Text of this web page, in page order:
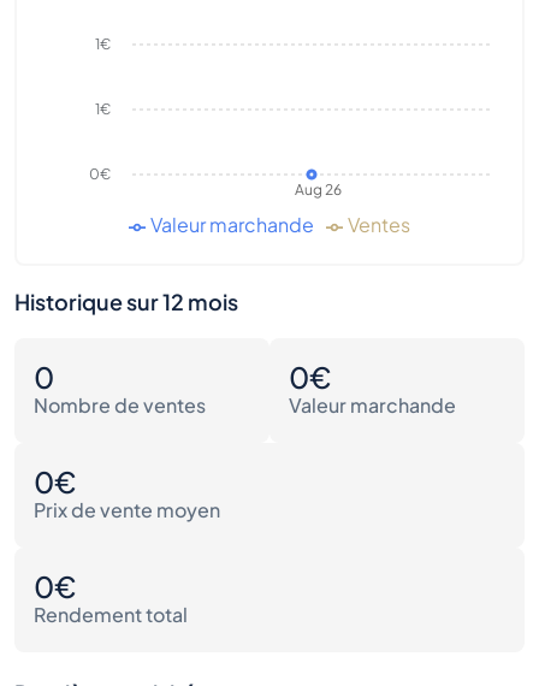
Aug 26
0€
1€
1€
Valeur marchande Ventes
Historique sur 12 mois
0
Nombre de ventes
0€
Valeur marchande
0€
Prix de vente moyen
0€
Rendement total